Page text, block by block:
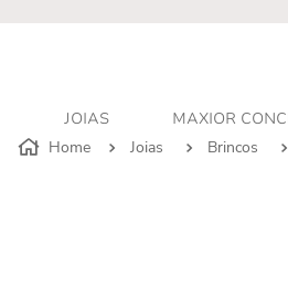
JOIAS MAXIOR
Joias
Brincos